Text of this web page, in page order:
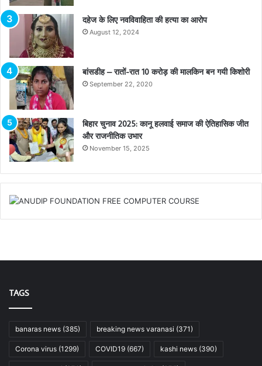
दहेज के लिए नवविवाहिता की हत्या का आरोप
August 12, 2024
बांसडीह – रातों-रात 10 करोड़ की मालकिन बन गयी किशोरी
September 22, 2020
बिहार चुनाव 2025: कानू हलवाई समाज की ऐतिहासिक जीत
और राजनीतिक उभार
November 15, 2025
TAGS
banaras news (385) breaking news varanasi (371)
Corona virus (1299) COVID19 (667) kashi news (390)